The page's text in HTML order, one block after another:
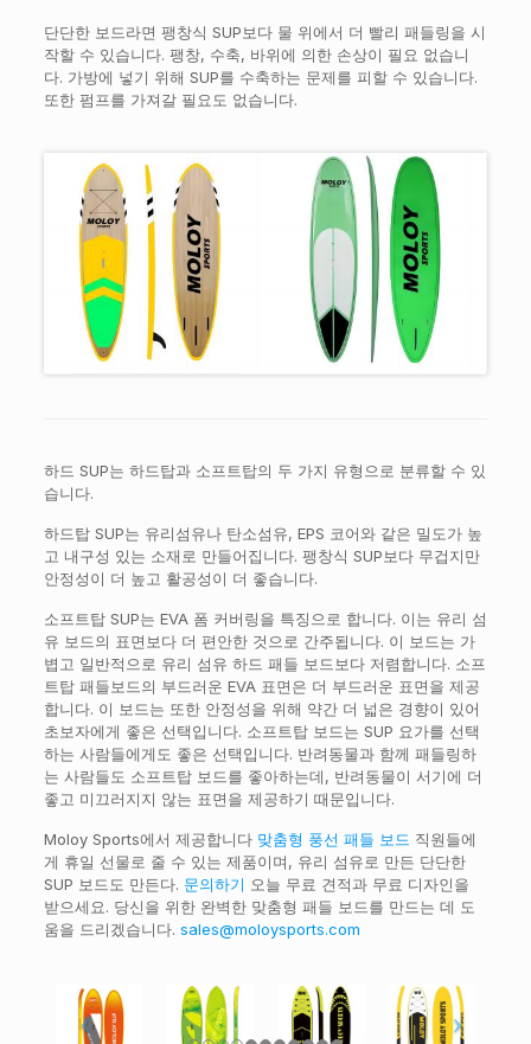
단단한 보드라면 팽창식 SUP보다 물 위에서 더 빨리 패들링을 시
작할 수 있습니다. 팽창, 수축, 바위에 의한 손상이 필요 없습니
다. 가방에 넣기 위해 SUP를 수축하는 문제를 피할 수 있습니다.
또한 펌프를 가져갈 필요도 없습니다.
하드 SUP는 하드탑과 소프트탑의 두 가지 유형으로 분류할 수 있
습니다.
하드탑 SUP는 유리섬유나 탄소섬유, EPS 코어와 같은 밀도가 높
고 내구성 있는 소재로 만들어집니다. 팽창식 SUP보다 무겁지만
안정성이 더 높고 활공성이 더 좋습니다.
소프트탑 SUP는 EVA 폼 커버링을 특징으로 합니다. 이는 유리 섬
유 보드의 표면보다 더 편안한 것으로 간주됩니다. 이 보드는 가
볍고 일반적으로 유리 섬유 하드 패들 보드보다 저렴합니다. 소프
트탑 패들보드의 부드러운 EVA 표면은 더 부드러운 표면을 제공
합니다. 이 보드는 또한 안정성을 위해 약간 더 넓은 경향이 있어
초보자에게 좋은 선택입니다. 소프트탑 보드는 SUP 요가를 선택
하는 사람들에게도 좋은 선택입니다. 반려동물과 함께 패들링하
는 사람들도 소프트탑 보드를 좋아하는데, 반려동물이 서기에 더
좋고 미끄러지지 않는 표면을 제공하기 때문입니다.
Moloy Sports에서 제공합니다 맞춤형 풍선 패들 보드 직원들에
게 휴일 선물로 줄 수 있는 제품이며, 유리 섬유로 만든 단단한
SUP 보드도 만든다. 문의하기 오늘 무료 견적과 무료 디자인을
받으세요. 당신을 위한 완벽한 맞춤형 패들 보드를 만드는 데 도
움을 드리겠습니다. sales@moloysports.com